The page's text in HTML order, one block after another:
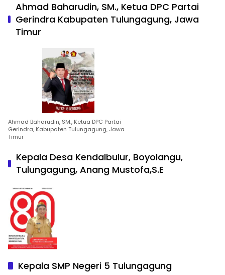
Ahmad Baharudin, SM., Ketua DPC Partai
Gerindra Kabupaten Tulungagung, Jawa
Timur
Ahmad Baharudin, SM., Ketua DPC Partai
Gerindra, Kabupaten Tulungagung, Jawa
Timur
Kepala Desa Kendalbulur, Boyolangu,
Tulungagung, Anang Mustofa,S.E
Kepala SMP Negeri 5 Tulungagung